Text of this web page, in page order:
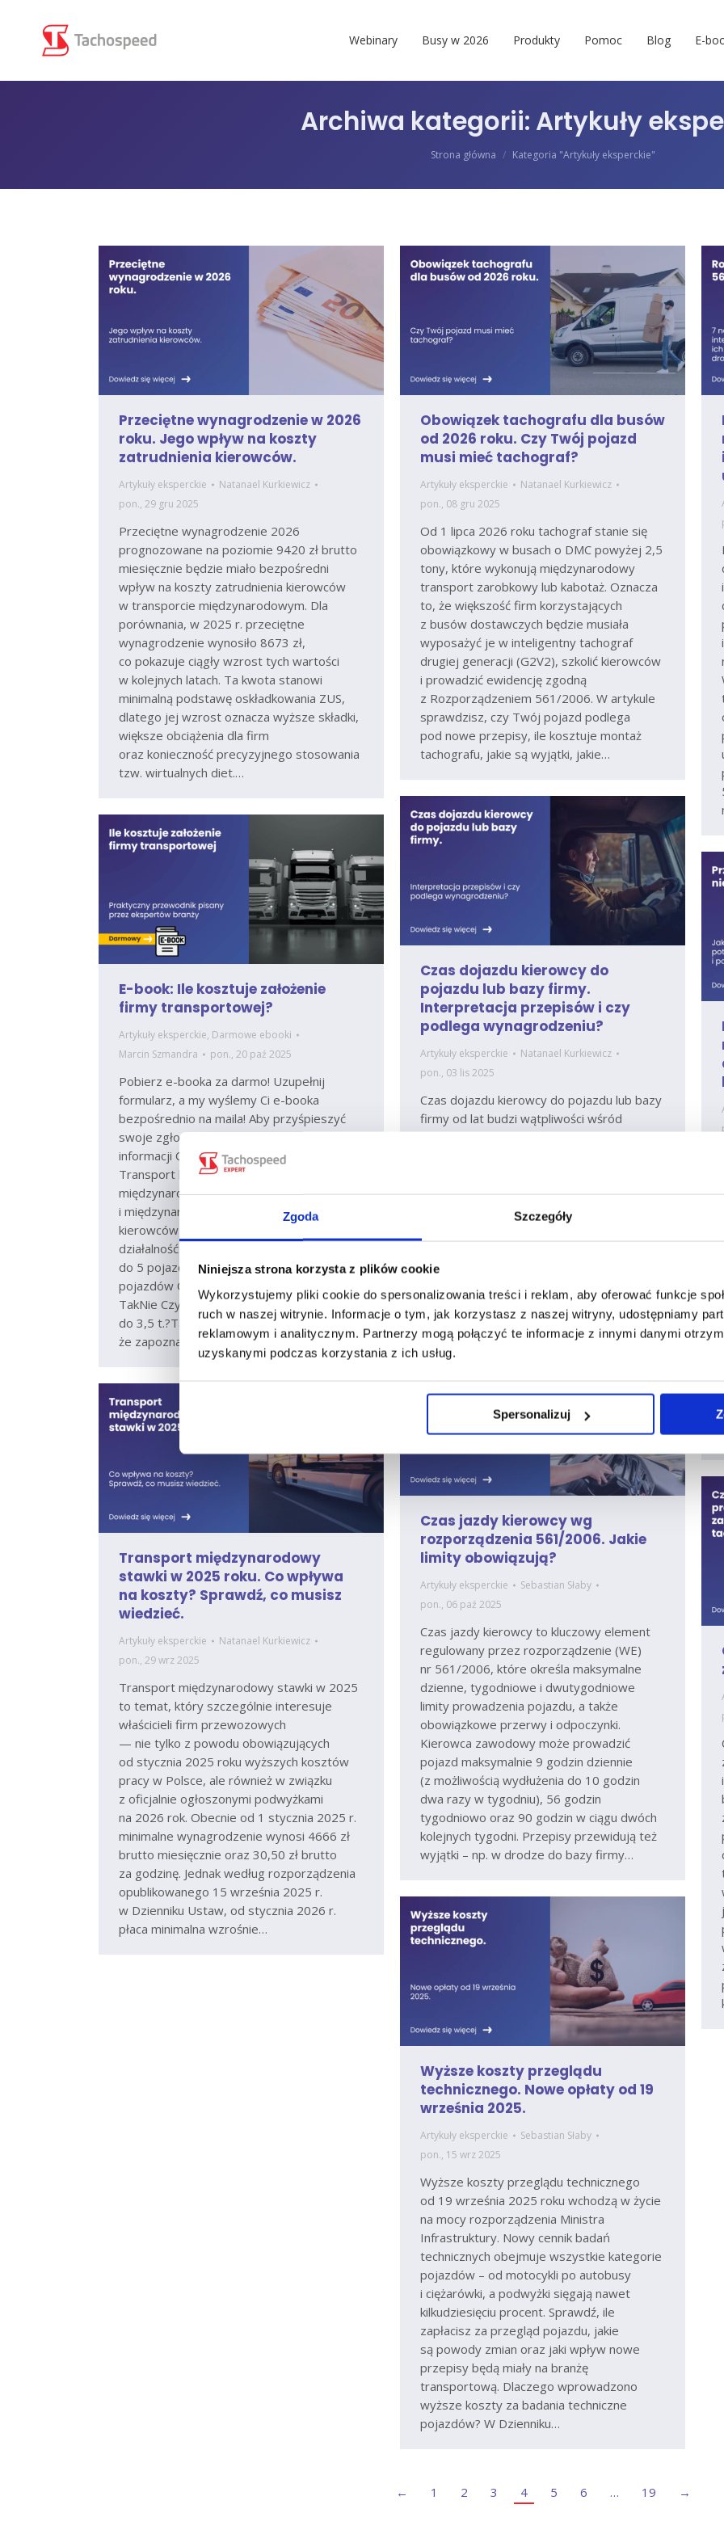
Zgoda Szczegóły
Niniejsza strona korzysta z plików cookie
Wykorzystujemy pliki cookie do spersonalizowania treści i reklam, aby oferować funkcje
ruch w naszej witrynie. Informacje o tym, jak korzystasz z naszej witryny, udostępniamy
reklamowym i analitycznym. Partnerzy mogą połączyć te informacje z innymi danymi
uzyskanymi podczas korzystania z ich usług.
Spersonalizuj
Webinary Busy w 2026 Produkty Pomoc Blog E-
Archiwa kategorii: Artykuły
Jesteś tutaj:
Strona główna Kategoria "Artykuły eksperckie"
Przeciętne wynagrodzenie w 2026
roku. Jego wpływ na koszty
zatrudnienia kierowców.
Artykuły eksperckie
Natanael Kurkiewicz
pon., 29 gru 2025
Przeciętne wynagrodzenie 2026
prognozowane na poziomie 9420 zł brutto
miesięcznie będzie miało bezpośredni
wpływ na koszty zatrudnienia kierowców
w transporcie międzynarodowym. Dla
porównania, w 2025 r. przeciętne
wynagrodzenie wynosiło 8673 zł,
co pokazuje ciągły wzrost tych wartości
w kolejnych latach. Ta kwota stanowi
minimalną podstawę oskładkowania ZUS,
dlatego jej wzrost oznacza wyższe składki,
większe obciążenia dla firm
oraz konieczność precyzyjnego stosowania
tzw. wirtualnych diet.…
Obowiązek tachografu dla busów
od 2026 roku. Czy Twój pojazd
musi mieć tachograf?
Artykuły eksperckie
Natanael Kurkiewicz
pon., 08 gru 2025
Od 1 lipca 2026 roku tachograf stanie się
obowiązkowy w busach o DMC powyżej 2,5
tony, które wykonują międzynarodowy
transport zarobkowy lub kabotaż. Oznacza
to, że większość firm korzystających
z busów dostawczych będzie musiała
wyposażyć je w inteligentny tachograf
drugiej generacji (G2V2), szkolić kierowców
i prowadzić ewidencję zgodną
z Rozporządzeniem 561/2006. W artykule
sprawdzisz, czy Twój pojazd podlega
pod nowe przepisy, ile kosztuje montaż
tachografu, jakie są wyjątki, jakie…
Czas dojazdu kierowcy do
pojazdu lub bazy firmy.
Interpretacja przepisów i czy
podlega wynagrodzeniu?
Artykuły eksperckie
Natanael Kurkiewicz
pon., 03 lis 2025
Czas dojazdu kierowcy do pojazdu lub bazy
firmy od lat budzi wątpliwości wśród
Zgodnie z art. 9 rozporządzenia (WE)
nr 561/2006, jeśli kierowca sam prowadzi
gdy podróż odbywa jako pasażer –
np. pociągiem, busem lub z innym kierowcą
–…
E-book: Ile kosztuje założenie
firmy transportowej?
Artykuły eksperckie, Darmowe ebooki
Marcin Szmandra
pon., 20 paź 2025
Pobierz e-booka za darmo! Uzupełnij
formularz, a my wyślemy Ci e-booka
bezpośrednio na maila! Aby przyśpieszyć
swoje zgłoszenie, podaj nam więcej
informacji Czym zajmuje się Twoja firma?
Transport krajowyTransport
międzynarodowyTransport krajowy
i międzynarodowyRozliczanie czasu pracy
kierowców / biuro rachunkoweInna
działalność Ile pojazdów liczy Twoja flota?
do 5 pojazdówdo 20 pojazdówdo 100
pojazdów Czy jesteś już naszym klientem?
TakNie Czy prowadzisz transport lekki
do 3,5 t.?TakNie Potwierdzam,
że zapoznałem się z polityką prywatności…
Czas jazdy kierowcy wg
rozporządzenia 561/2006. Jakie
limity obowiązują?
Artykuły eksperckie
Sebastian Słaby
pon., 06 paź 2025
Czas jazdy kierowcy to kluczowy element
regulowany przez rozporządzenie (WE)
nr 561/2006, które określa maksymalne
dzienne, tygodniowe i dwutygodniowe
limity prowadzenia pojazdu, a także
obowiązkowe przerwy i odpoczynki.
Kierowca zawodowy może prowadzić
pojazd maksymalnie 9 godzin dziennie
(z możliwością wydłużenia do 10 godzin
dwa razy w tygodniu), 56 godzin
tygodniowo oraz 90 godzin w ciągu dwóch
kolejnych tygodni. Przepisy przewidują też
wyjątki – np. w drodze do bazy firmy…
Transport międzynarodowy
stawki w 2025 roku. Co wpływa
na koszty? Sprawdź, co musisz
wiedzieć.
Artykuły eksperckie
Natanael Kurkiewicz
pon., 29 wrz 2025
Transport międzynarodowy stawki w 2025
to temat, który szczególnie interesuje
właścicieli firm przewozowych
— nie tylko z powodu obowiązujących
od stycznia 2025 roku wyższych kosztów
pracy w Polsce, ale również w związku
z oficjalnie ogłoszonymi podwyżkami
na 2026 rok. Obecnie od 1 stycznia 2025 r.
minimalne wynagrodzenie wynosi 4666 zł
brutto miesięcznie oraz 30,50 zł brutto
za godzinę. Jednak według rozporządzenia
opublikowanego 15 września 2025 r.
w Dzienniku Ustaw, od stycznia 2026 r.
płaca minimalna wzrośnie…
Wyższe koszty przeglądu
technicznego. Nowe opłaty od 19
września 2025.
Artykuły eksperckie
Sebastian Słaby
pon., 15 wrz 2025
Wyższe koszty przeglądu technicznego
od 19 września 2025 roku wchodzą w życie
na mocy rozporządzenia Ministra
Infrastruktury. Nowy cennik badań
technicznych obejmuje wszystkie kategorie
pojazdów – od motocykli po autobusy
i ciężarówki, a podwyżki sięgają nawet
kilkudziesięciu procent. Sprawdź, ile
zapłacisz za przegląd pojazdu, jakie
są powody zmian oraz jaki wpływ nowe
przepisy będą miały na branżę
transportową. Dlaczego wprowadzono
wyższe koszty za badania techniczne
pojazdów? W Dzienniku…
← 1 2 3 4 5 6 … 19 →